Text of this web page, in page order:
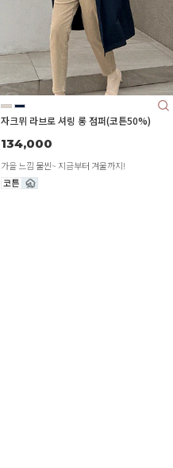
자크뮈 라브로 셔링 롱 점퍼(코튼50%)
134,000
가을 느낌 물씬~ 지금부터 겨울까지!